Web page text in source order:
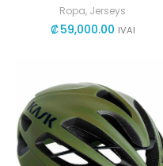
Ropa, Jerseys
₡59,000.00 IVAI